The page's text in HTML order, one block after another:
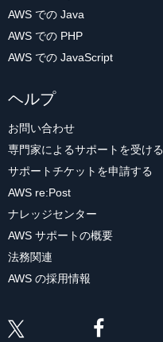
AWS での Java
AWS での PHP
AWS での JavaScript
ヘルプ
お問い合わせ
専門家によるサポートを受ける
サポートチケットを申請する
AWS re:Post
ナレッジセンター
AWS サポートの概要
法務関連
AWS の採用情報